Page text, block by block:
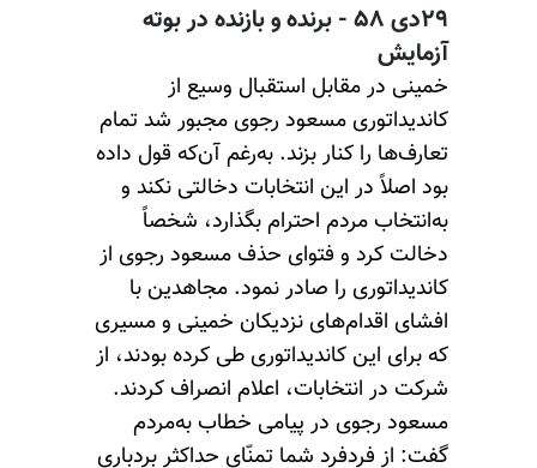
۲۹دی ۵۸ - برنده و بازنده در بوته
آزمایش
خمینی در مقابل استقبال وسیع از
کاندیداتوری مسعود رجوی مجبور شد تمام
تعارف‌ها را کنار بزند. به‌رغم آن‌که قول داده
بود اصلاً در این انتخابات دخالتی نکند و
به‌انتخاب مردم احترام بگذارد، شخصاً
دخالت کرد و فتوای حذف مسعود رجوی از
کاندیداتوری را صادر نمود. مجاهدین با
افشای اقدام‌های نزدیکان خمینی و مسیری
که برای این کاندیداتوری طی کرده بودند، از
شرکت در انتخابات، اعلام انصراف کردند.
مسعود رجوی در پیامی خطاب به‌مردم
گفت: از فردفرد شما تمنّای حداکثر بردباری